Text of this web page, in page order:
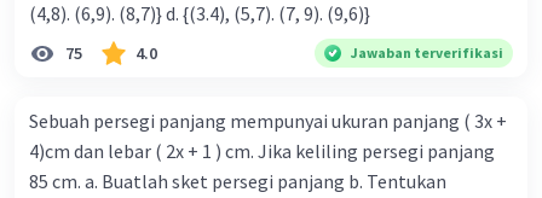
(4,8). (6,9). (8,7)} d. {(3.4), (5,7). (7, 9). (9,6)}
75 4.0 Jawaban terverifikasi
Sebuah persegi panjang mempunyai ukuran panjang ( 3x +
4)cm dan lebar ( 2x + 1 ) cm. Jika keliling persegi panjang
85 cm. a. Buatlah sket persegi panjang b. Tentukan